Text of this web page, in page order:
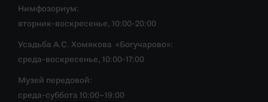
Нимфозориум:
вторник-воскресенье, 10:00-20:00
Усадьба А.С. Хомякова «Богучарово»:
среда-воскресенье, 10:00-17:00
Музей передовой:
среда-суббота 10:00–19:00